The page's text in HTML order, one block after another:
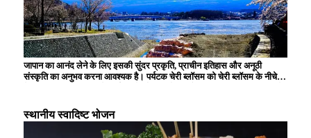
जापान का आनंद लेने के लिए इसकी सुंदर प्रकृति, प्राचीन इतिहास और अनूठी
संस्कृति का अनुभव करना आवश्यक है। पर्यटक चेरी ब्लॉसम को चेरी ब्लॉसम के नीचे
मंत्रमुग्ध हो जाते हैं। आधुनिक एनीमे और तकनीक भी जापान के अद्वितीय आकर्षण का
हिस्सा हैं।
स्थानीय स्वादिष्ट भोजन